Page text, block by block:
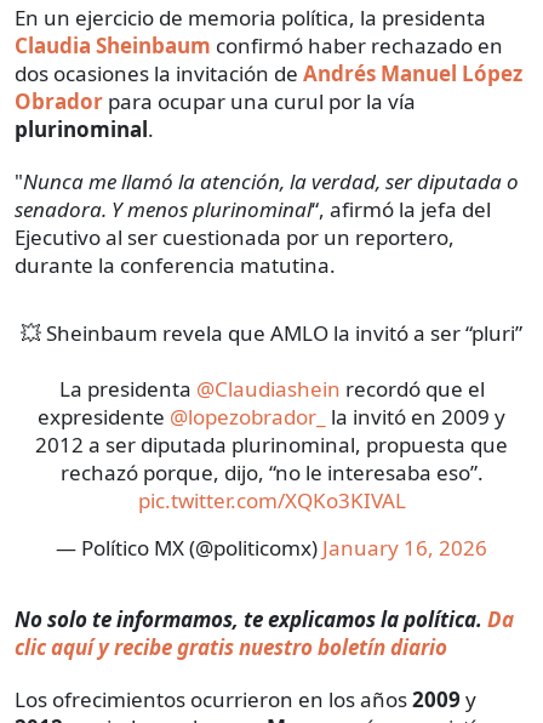
En un ejercicio de memoria política, la presidenta
Claudia Sheinbaum confirmó haber rechazado en
dos ocasiones la invitación de Andrés Manuel López
Obrador para ocupar una curul por la vía
plurinominal.
"Nunca me llamó la atención, la verdad, ser diputada o
senadora. Y menos plurinominal“, afirmó la jefa del
Ejecutivo al ser cuestionada por un reportero,
durante la conferencia matutina.
💥 Sheinbaum revela que AMLO la invitó a ser “pluri”
La presidenta @Claudiashein recordó que el
expresidente @lopezobrador_ la invitó en 2009 y
2012 a ser diputada plurinominal, propuesta que
rechazó porque, dijo, “no le interesaba eso”.
pic.twitter.com/XQKo3KIVAL
— Político MX (@politicomx) January 16, 2026
No solo te informamos, te explicamos la política. Da
clic aquí y recibe gratis nuestro boletín diario
Los ofrecimientos ocurrieron en los años2009 y